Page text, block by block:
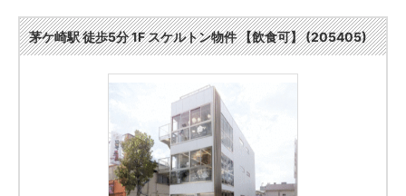
茅ケ崎駅 徒歩5分 1F スケルトン物件 【飲食可】 (205405)